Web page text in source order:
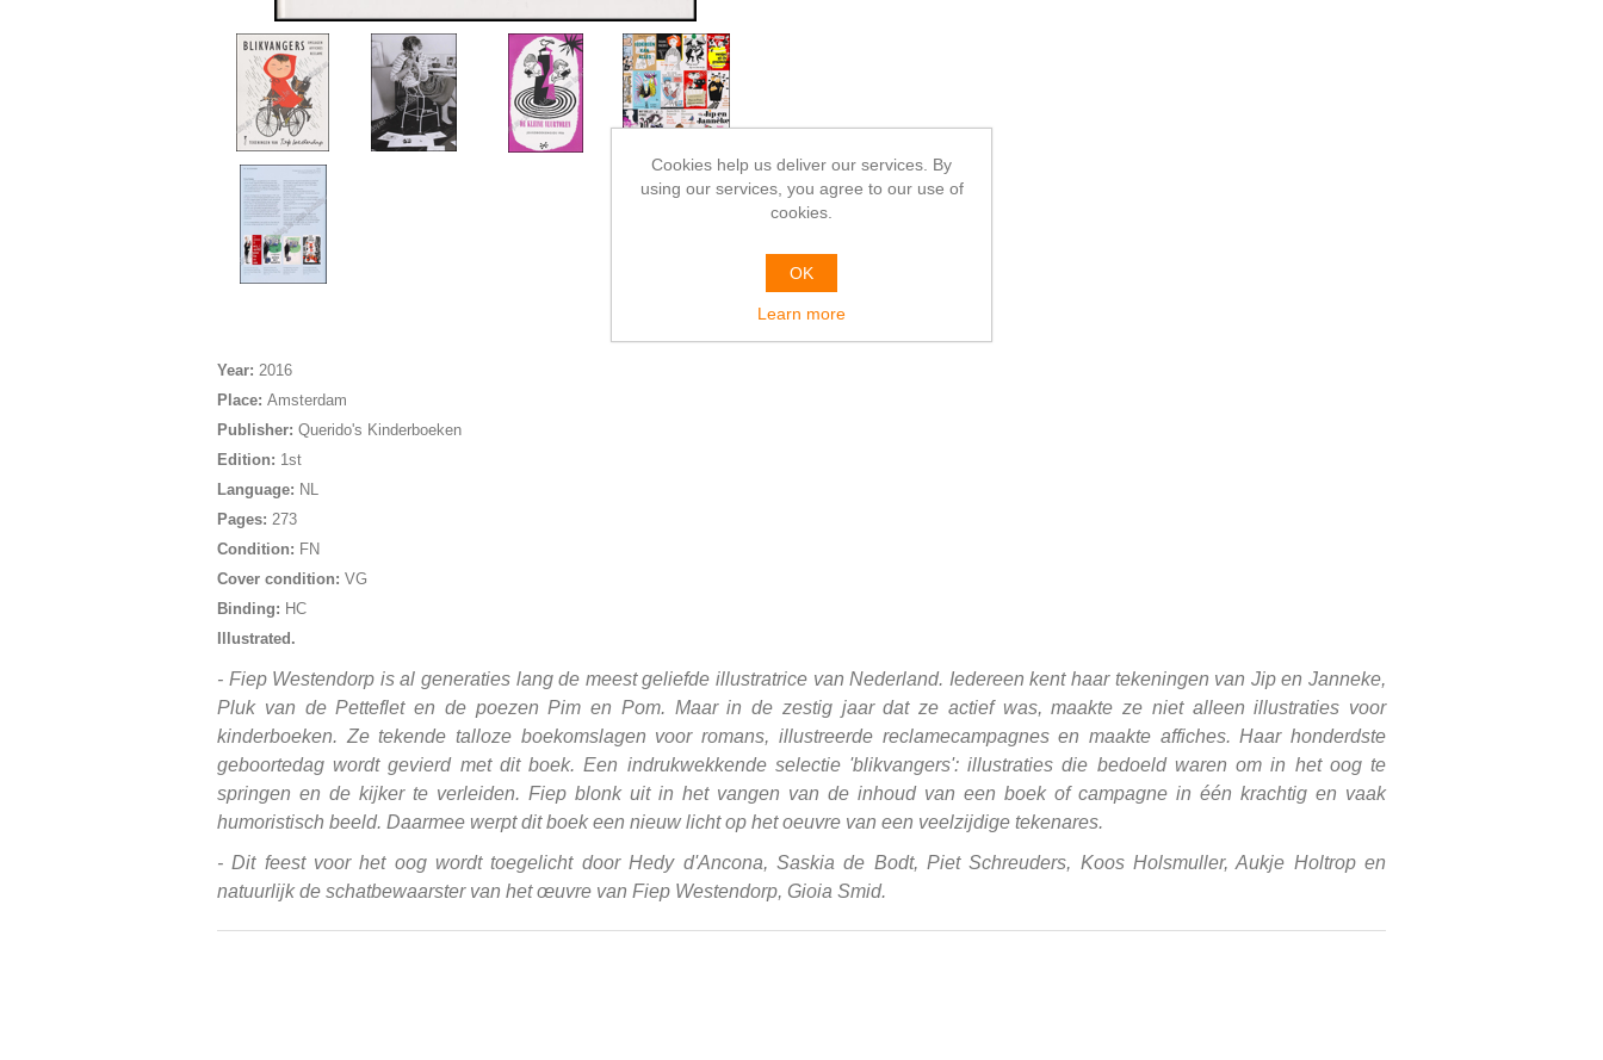
Year: 2016
Place: Amsterdam
Publisher: Querido's Kinderboeken
Edition: 1st
Language: NL
Pages: 273
Condition: FN
Cover condition: VG
Binding: HC
Illustrated.
- Fiep Westendorp is al generaties lang de meest geliefde illustratrice van Nederland. Iedereen kent haar tekeningen van Jip en Janneke,
Pluk van de Petteflet en de poezen Pim en Pom. Maar in de zestig jaar dat ze actief was, maakte ze niet alleen illustraties voor
kinderboeken. Ze tekende talloze boekomslagen voor romans, illustreerde reclamecampagnes en maakte affiches. Haar honderdste
geboortedag wordt gevierd met dit boek. Een indrukwekkende selectie 'blikvangers': illustraties die bedoeld waren om in het oog te
springen en de kijker te verleiden. Fiep blonk uit in het vangen van de inhoud van een boek of campagne in één krachtig en vaak
humoristisch beeld. Daarmee werpt dit boek een nieuw licht op het oeuvre van een veelzijdige tekenares.
- Dit feest voor het oog wordt toegelicht door Hedy d'Ancona, Saskia de Bodt, Piet Schreuders, Koos Holsmuller, Aukje Holtrop en
natuurlijk de schatbewaarster van het œuvre van Fiep Westendorp, Gioia Smid.
Cookies help us deliver our services. By
using our services, you agree to our use of
cookies.
OK
Learn more